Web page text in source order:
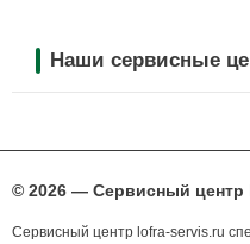
Наши сервисные
© 2026 — Сервисный центр
Сервисный центр lofra-servis.ru